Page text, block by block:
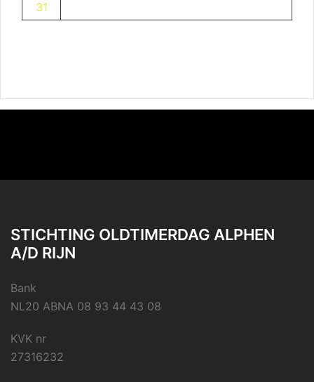
31
STICHTING OLDTIMERDAG ALPHEN
A/D RIJN
Bank
NL20 ABNA 08 93 44 43 08
KVK nr
27316232